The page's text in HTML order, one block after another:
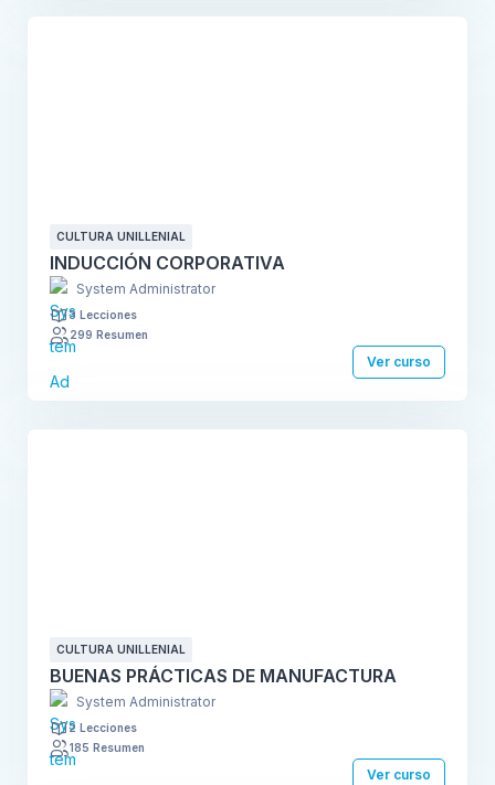
CULTURA UNILLENIAL
INDUCCIÓN CORPORATIVA
System Administrator
3 Lecciones
299 Resumen
Ver curso
CULTURA UNILLENIAL
BUENAS PRÁCTICAS DE MANUFACTURA
System Administrator
2 Lecciones
185 Resumen
Ver curso